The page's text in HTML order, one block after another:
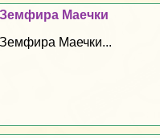
Земфира Маечки
Земфира Маечки...